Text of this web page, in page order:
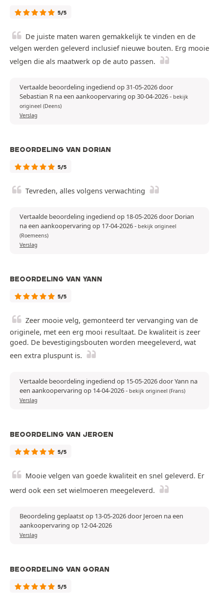
5/5
De juiste maten waren gemakkelijk te vinden en de
velgen werden geleverd inclusief nieuwe bouten. Erg mooie
velgen die als maatwerk op de auto passen.
Vertaalde beoordeling ingediend op 31-05-2026 door
Sebastian R na een aankoopervaring op 30-04-2026- bekijk
origineel (Deens)
Verslag
BEOORDELING VAN DORIAN
5/5
Tevreden, alles volgens verwachting
Vertaalde beoordeling ingediend op 18-05-2026 door Dorian
na een aankoopervaring op 17-04-2026- bekijk origineel
(Roemeens)
Verslag
BEOORDELING VAN YANN
5/5
Zeer mooie velg, gemonteerd ter vervanging van de
originele, met een erg mooi resultaat. De kwaliteit is zeer
goed. De bevestigingsbouten worden meegeleverd, wat
een extra pluspunt is.
Vertaalde beoordeling ingediend op 15-05-2026 door Yann na
een aankoopervaring op 14-04-2026- bekijk origineel (Frans)
Verslag
BEOORDELING VAN JEROEN
5/5
Mooie velgen van goede kwaliteit en snel geleverd. Er
werd ook een set wielmoeren meegeleverd.
Beoordeling geplaatst op 13-05-2026 door Jeroen na een
aankoopervaring op 12-04-2026
Verslag
BEOORDELING VAN GORAN
5/5